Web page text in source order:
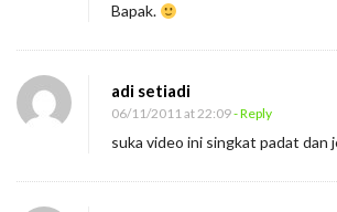
Bapak.
adi setiadi
06/11/2011 at 22:09- Reply
suka video ini singkat padat dan